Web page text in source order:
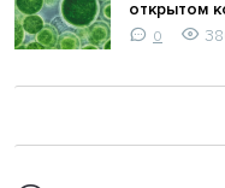
открытом
0